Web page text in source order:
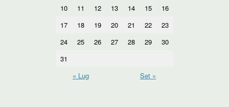
10
11 12 13 14 15
16
17
18 19 20 21 22
23
24
25 26 27 28 29
30
31
« Lug
Set »